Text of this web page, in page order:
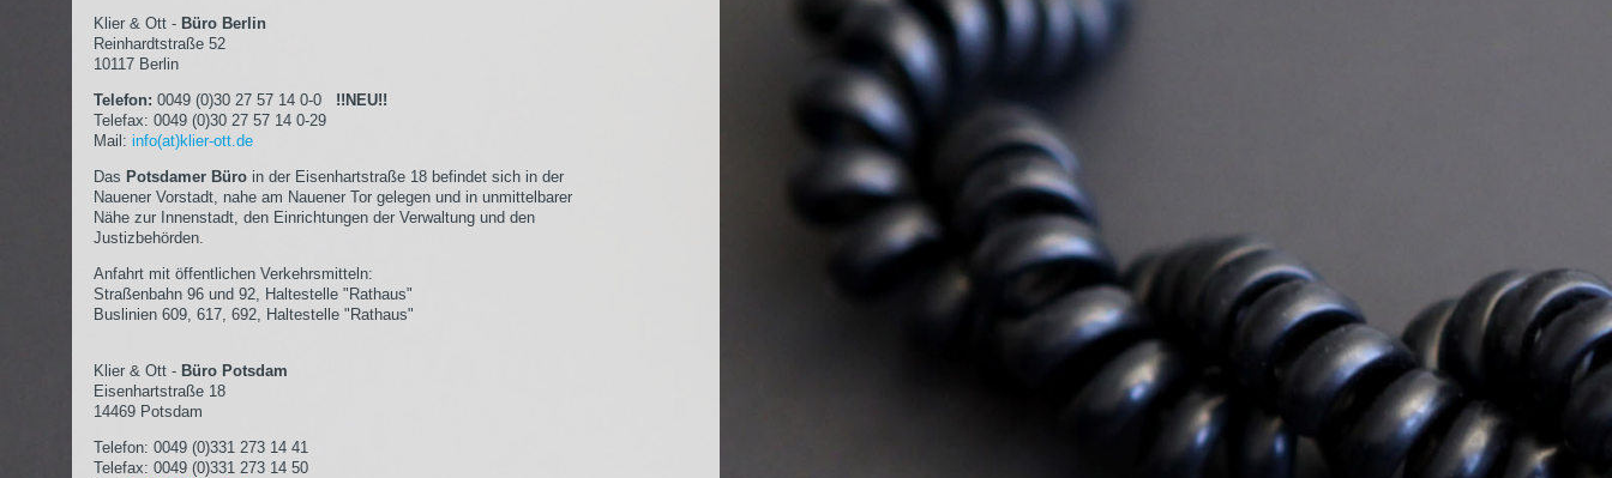
Klier & Ott - Büro Berlin
Reinhardtstraße 52
10117 Berlin
Telefon: 0049 (0)30 27 57 14 0-0 !!NEU!!
Telefax: 0049 (0)30 27 57 14 0-29
Mail: info(at)klier-ott.de
Das Potsdamer Büro in der Eisenhartstraße 18 befindet sich in der
Nauener Vorstadt, nahe am Nauener Tor gelegen und in unmittelbarer
Nähe zur Innenstadt, den Einrichtungen der Verwaltung und den
Justizbehörden.
Anfahrt mit öffentlichen Verkehrsmitteln:
Straßenbahn 96 und 92, Haltestelle "Rathaus"
Buslinien 609, 617, 692, Haltestelle "Rathaus"
Klier & Ott - Büro Potsdam
Eisenhartstraße 18
14469 Potsdam
Telefon: 0049 (0)331 273 14 41
Telefax: 0049 (0)331 273 14 50